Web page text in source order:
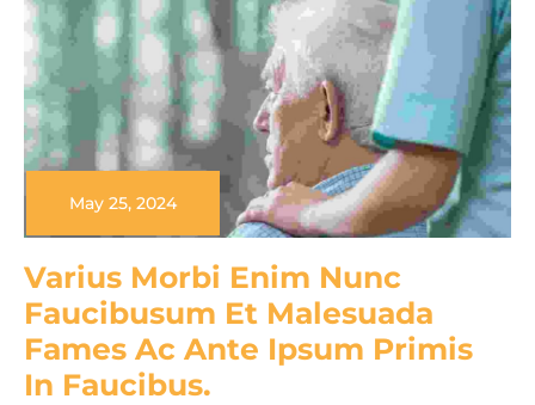
May 25, 2024
Varius Morbi Enim Nunc
Faucibusum Et Malesuada
Fames Ac Ante Ipsum Primis
In Faucibus.